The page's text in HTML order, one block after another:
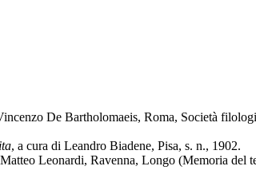
De Bartholomaeis, Roma, Società
, a cura di Leandro Biadene, Pisa, s. n., 1902.
Leonardi, Ravenna, Longo (Memoria del